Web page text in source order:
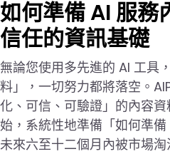
如何準備 AI 服務
信任的資訊基礎
無論您使用多先進的 AI 工具
料」，一切努力都將落空。
化、可信、可驗證」的內容
始，系統性地準備「如何準
未來六至十二個月內被市場淘